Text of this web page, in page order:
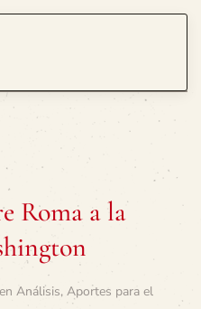
Roma a la
Análisis, Aportes para el